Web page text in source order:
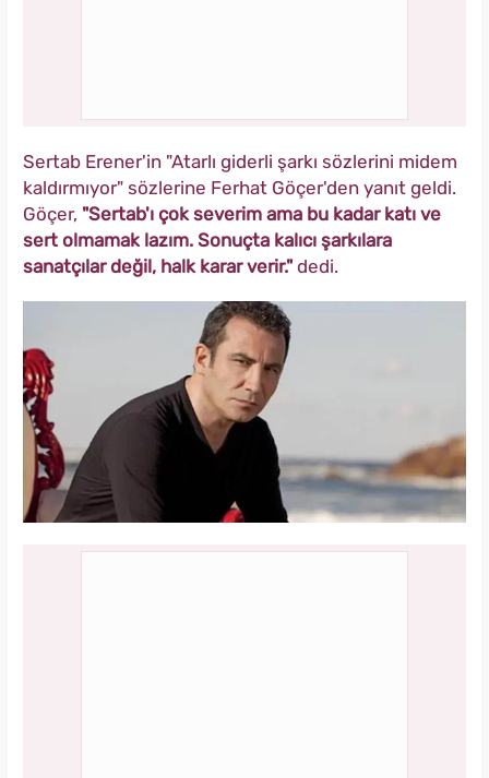
Sertab Erener'in "Atarlı giderli şarkı sözlerini midem
kaldırmıyor" sözlerine Ferhat Göçer'den yanıt geldi.
Göçer, "Sertab'ı çok severim ama bu kadar katı ve
sert olmamak lazım. Sonuçta kalıcı şarkılara
sanatçılar değil, halk karar verir." dedi.